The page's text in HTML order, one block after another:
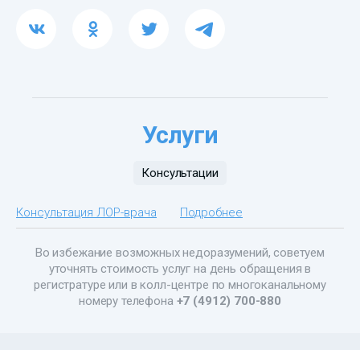
Услуги
Консультации
Консультация ЛОР-врача Подробнее
Во избежание возможных недоразумений, советуем
уточнять стоимость услуг на день обращения в
регистратуре или в колл-центре по многоканальному
номеру телефона +7 (4912) 700-880